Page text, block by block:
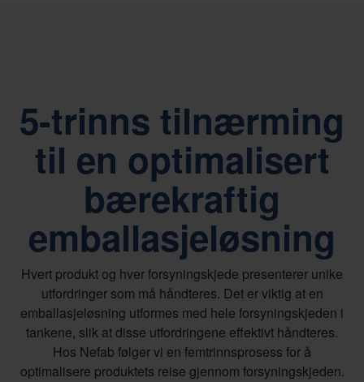
5-trinns tilnærming
til en optimalisert
bærekraftig
emballasjeløsning
Hvert produkt og hver forsyningskjede presenterer unike
utfordringer som må håndteres. Det er viktig at en
emballasjeløsning utformes med hele forsyningskjeden i
tankene, slik at disse utfordringene effektivt håndteres.
Hos Nefab følger vi en femtrinnsprosess for å
optimalisere produktets reise gjennom forsyningskjeden.